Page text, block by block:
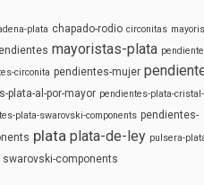
plata chapado-rodio circonitas
mayoristas-plata
circonita pendientes-mujer
plata-al-por-mayor pendientes-plata-cristal-
plata-swarovski-components pendientes-
plata plata-de-ley pulsera-
swarovski-components